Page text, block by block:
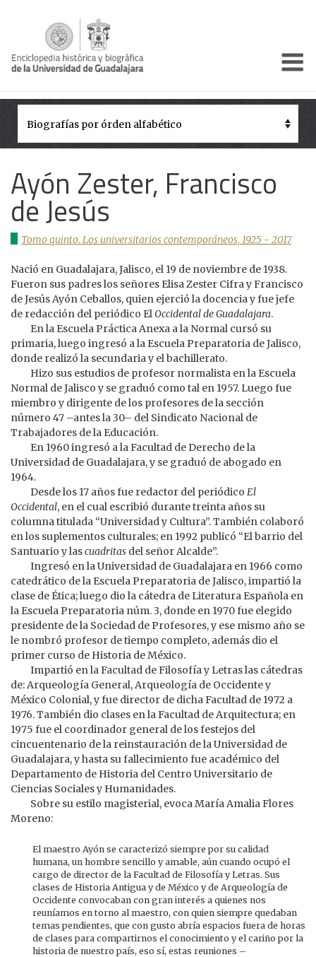
Presentación
Biografías
Documentos institucionales
Ayón Zester, Francisco
de Jesús
Tomo quinto. Los universitarios contemporáneos, 1925 - 2017
Nació en Guadalajara, Jalisco, el 19 de noviembre de 1938.
Fueron sus padres los señores Elisa Zester Cifra y Francisco
de Jesús Ayón Ceballos, quien ejerció la docencia y fue jefe
de redacción del periódico ElOccidental de Guadalajara.
En la Escuela Práctica Anexa a la Normal cursó su
primaria, luego ingresó a la Escuela Preparatoria de Jalisco,
donde realizó la secundaria y el bachillerato.
Hizo sus estudios de profesor normalista en la Escuela
Normal de Jalisco y se graduó como tal en 1957. Luego fue
miembro y dirigente de los profesores de la sección
número 47 –antes la 30– del Sindicato Nacional de
Trabajadores de la Educación.
En 1960 ingresó a la Facultad de Derecho de la
Universidad de Guadalajara, y se graduó de abogado en
1964.
Desde los 17 años fue redactor del periódico El
Occidental, en el cual escribió durante treinta años su
columna titulada “Universidad y Cultura”. También colaboró
en los suplementos culturales; en 1992 publicó “El barrio del
Santuario y lascuadritas del señor Alcalde”.
Ingresó en la Universidad de Guadalajara en 1966 como
catedrático de la Escuela Preparatoria de Jalisco, impartió la
clase de Ética; luego dio la cátedra de Literatura Española en
la Escuela Preparatoria núm. 3, donde en 1970 fue elegido
presidente de la Sociedad de Profesores, y ese mismo año se
le nombró profesor de tiempo completo, además dio el
primer curso de Historia de México.
Impartió en la Facultad de Filosofía y Letras las cátedras
de: Arqueología General, Arqueología de Occidente y
México Colonial, y fue director de dicha Facultad de 1972 a
1976. También dio clases en la Facultad de Arquitectura; en
1975 fue el coordinador general de los festejos del
cincuentenario de la reinstauración de la Universidad de
Guadalajara, y hasta su fallecimiento fue académico del
Departamento de Historia del Centro Universitario de
Ciencias Sociales y Humanidades.
Sobre su estilo magisterial, evoca María Amalia Flores
Moreno:
El maestro Ayón se caracterizó siempre por su calidad
humana, un hombre sencillo y amable, aún cuando ocupó el
cargo de director de la Facultad de Filosofía y Letras. Sus
clases de Historia Antigua y de México y de Arqueología de
Occidente convocaban con gran interés a quienes nos
reuníamos en torno al maestro, con quien siempre quedaban
temas pendientes, que con gusto abría espacios fuera de horas
de clases para compartirnos el conocimiento y el cariño por la
historia de nuestro país, eso sí, estas reuniones –